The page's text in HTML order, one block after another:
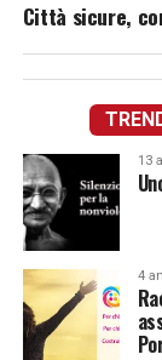
Città sicure,
13
4